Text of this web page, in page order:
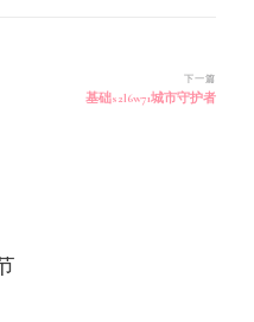
下一篇
基础s2l6w71城市守护者